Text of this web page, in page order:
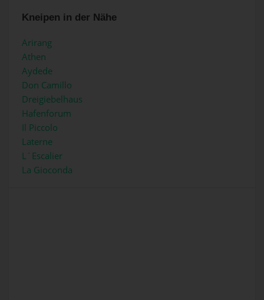
Kneipen in der Nähe
Arirang
Athen
Aydede
Don Camillo
Dreigiebelhaus
Hafenforum
Il Piccolo
Laterne
L´Escalier
La Gioconda